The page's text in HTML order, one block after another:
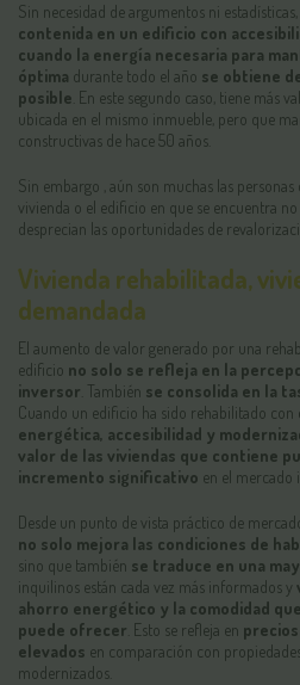
Sin necesidad de argumentos ni
contenida en un edificio con
cuando la energía necesaria para
óptima durante todo el año se obtiene
posible . En este segundo caso, tiene más
ubicada en el mismo inmueble, pero que
constructivas de hace 50 años.
Sin embargo , aún son muchas las
vivienda o el edificio en que se encuentra
desprecian las oportunidades de
Vivienda rehabilitada,
demandada
El aumento de valor generado por una
edificio no solo se refleja en la
inversor . También se consolida en la
Cuando un edificio ha sido rehabilitado con
energética, accesibilidad y
valor de las viviendas que contiene
incremento significativo en el mercado
Desde un punto de vista práctico de
no solo mejora las condiciones de
sino que también se traduce en una
inquilinos están cada vez más informados y
ahorro energético y la comodidad
puede ofrecer . Esto se refleja en
elevados en comparación con
modernizados.